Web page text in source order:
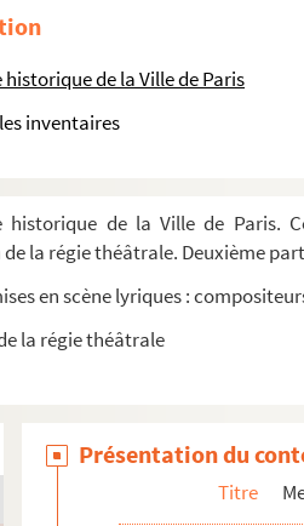
de la Ville de Paris
inventaires
historique de la Ville de Paris.
la régie théâtrale. Deuxième
en scène lyriques :
la régie théâtrale
opéra-comique en 3 actes. Paroles de
3 actes. Paroles d'Albert Carré
: comédie lyrique en 4 actes, un
en 3 actes. Paroles d'Albert Vanloo
3 actes. Paroles d'Albert Vanloo et
romantique en 3 actes. Paroles
musicale en 3 actes. Paroles de
en 3 actes. Paroles d'Albert Willemetz
Présentation du
Titre